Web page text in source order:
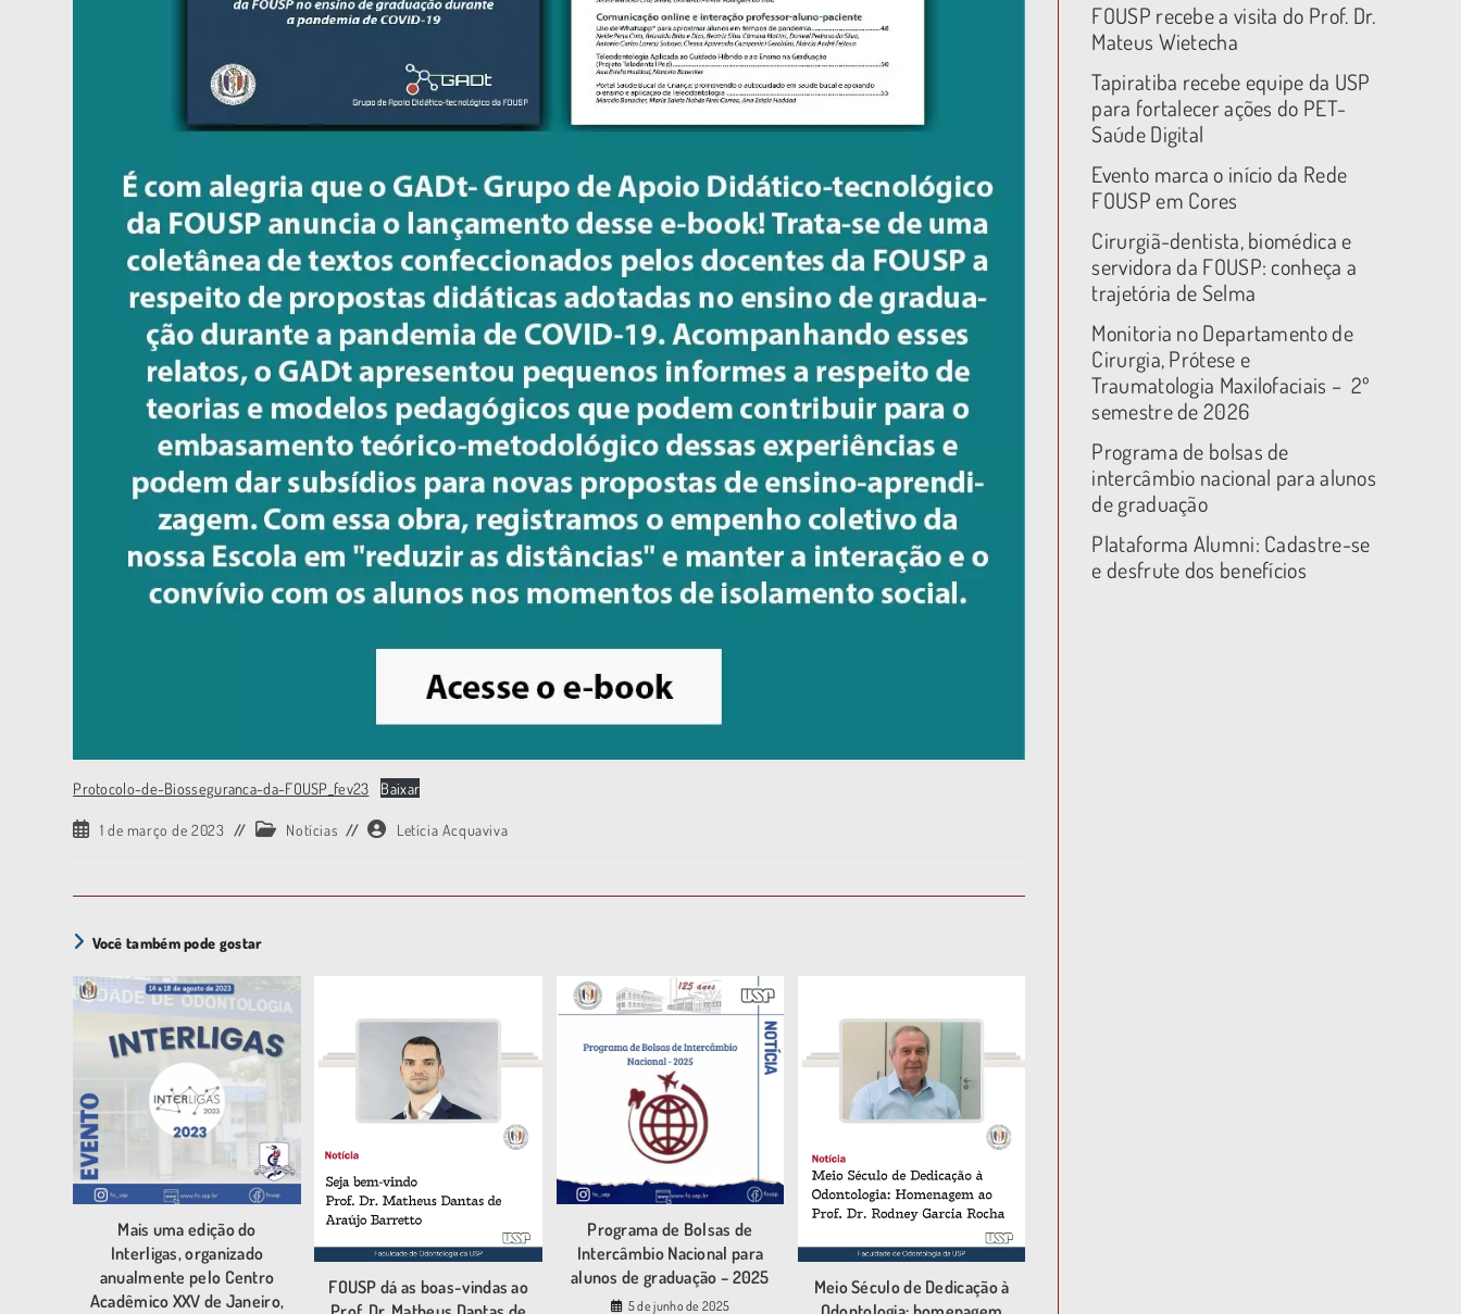
Protocolo-de-Biosseguranca-da-FOUSP_fev23 Baixar
1 de março de 2023 Notícias Letícia Acquaviva
Você também pode gostar
Mais uma edição do
Interligas, organizado
anualmente pelo Centro
Acadêmico XXV de Janeiro,
FOUSP dá as boas-vindas ao
Programa de Bolsas de
Intercâmbio Nacional para
alunos de graduação – 2025
5 de junho de 2025
Meio Século de Dedicação à
FOUSP recebe a visita do Prof. Dr.
Mateus Wietecha
Tapiratiba recebe equipe da USP
para fortalecer ações do PET-
Saúde Digital
Evento marca o início da Rede
FOUSP em Cores
Cirurgiã-dentista, biomédica e
servidora da FOUSP: conheça a
trajetória de Selma
Monitoria no Departamento de
Cirurgia, Prótese e
Traumatologia Maxilofaciais – 2º
semestre de 2026
Programa de bolsas de
intercâmbio nacional para alunos
de graduação
Plataforma Alumni: Cadastre-se
e desfrute dos benefícios